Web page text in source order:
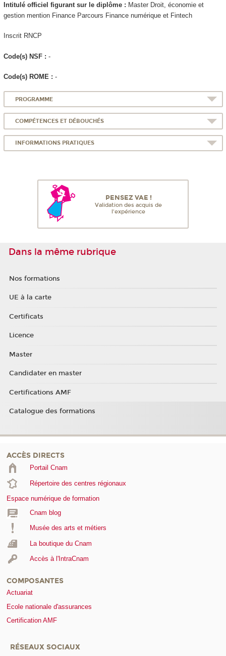
Intitulé officiel figurant sur le diplôme : Master Droit, économie et
gestion mention Finance Parcours Finance numérique et Fintech
Inscrit RNCP
Code(s) NSF : -
Code(s) ROME : -
PROGRAMME
COMPÉTENCES ET DÉBOUCHÉS
INFORMATIONS PRATIQUES
PENSEZ VAE !
Validation des acquis de
l'expérience
Dans la même rubrique
Nos formations
UE à la carte
Certificats
Licence
Master
Candidater en master
Certifications AMF
Catalogue des formations
ACCÈS DIRECTS
Portail Cnam
Répertoire des centres régionaux
Espace numérique de formation
Cnam blog
Musée des arts et métiers
La boutique du Cnam
Accès à l'IntraCnam
COMPOSANTES
Actuariat
Ecole nationale d'assurances
Certification AMF
RÉSEAUX SOCIAUX